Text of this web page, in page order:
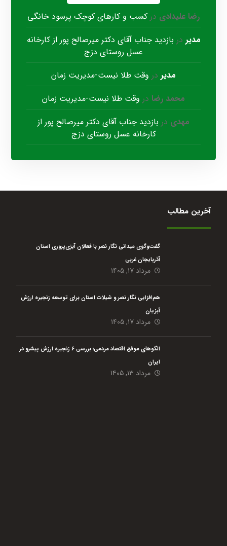
رضا علیدادی در کسب و کارهای کوچک پرسود خانگی
مدیر در بازدید جناب آقای دکتر میرصالح پور از کارخانه
عسل روستای دزج
مدیر در وقت طلا نیست-مدیریت زمان
محمد رضا در وقت طلا نیست-مدیریت زمان
مهدی در بازدید جناب آقای دکتر میرصالح پور از
کارخانه عسل روستای دزج
آخرین مطالب
گفت‌وگوی میدانی نگار نصر با فعالان آبزی‌پروری استان
آذربایجان غربی
مرداد ۱۷, ۱۴۰۵
هم‌افزایی نگار نصر و شیلات استان برای توسعه زنجیره ارزش
آبزیان
مرداد ۱۷, ۱۴۰۵
الگوهای موفق اقتصاد مردمی؛ بررسی ۶ زنجیره ارزش پیشرو در
ایران
مرداد ۱۳, ۱۴۰۵